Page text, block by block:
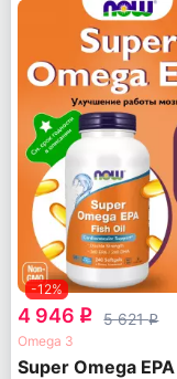
-12%
4 946 q 5 621q
Omega 3
Super Omega EPA